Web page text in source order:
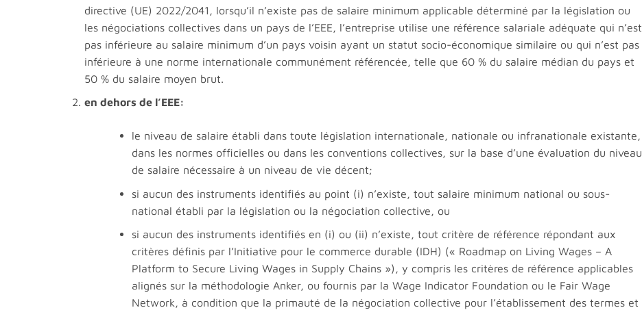
directive (UE) 2022/2041, lorsqu’il n’existe pas de salaire minimum applicable déterminé par la législation ou
les négociations collectives dans un pays de l’EEE, l’entreprise utilise une référence salariale adéquate qui n’est
pas inférieure au salaire minimum d’un pays voisin ayant un statut socio-économique similaire ou qui n’est pas
inférieure à une norme internationale communément référencée, telle que 60 % du salaire médian du pays et
50 % du salaire moyen brut.
en dehors de l’EEE:
le niveau de salaire établi dans toute législation internationale, nationale ou infranationale existante,
dans les normes officielles ou dans les conventions collectives, sur la base d’une évaluation du niveau
de salaire nécessaire à un niveau de vie décent;
si aucun des instruments identifiés au point (i) n’existe, tout salaire minimum national ou sous-
national établi par la législation ou la négociation collective, ou
si aucun des instruments identifiés en (i) ou (ii) n’existe, tout critère de référence répondant aux
critères définis par l’Initiative pour le commerce durable (IDH) (« Roadmap on Living Wages – A
Platform to Secure Living Wages in Supply Chains »), y compris les critères de référence applicables
alignés sur la méthodologie Anker, ou fournis par la Wage Indicator Foundation ou le Fair Wage
Network, à condition que la primauté de la négociation collective pour l’établissement des termes et